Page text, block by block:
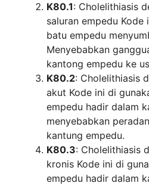
K80.1: Cholelithiasis
saluran empedu
batu empedu
Menyebabkan
kantong empedu ke
K80.2: Cholelithiasis
akut Kode ini di
empedu hadir dalam
menyebabkan
kantung empedu.
K80.3: Cholelithiasis
kronis Kode ini di
empedu hadir dalam